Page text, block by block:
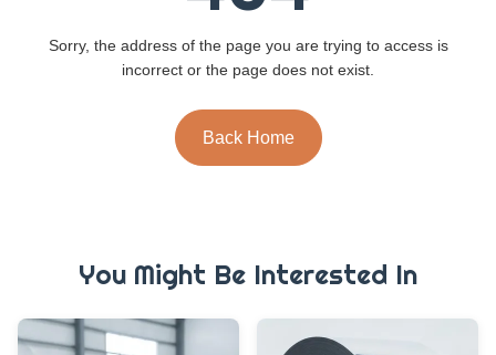
Sorry, the address of the page you are trying to access is
incorrect or the page does not exist.
Back Home
You Might Be Interested In